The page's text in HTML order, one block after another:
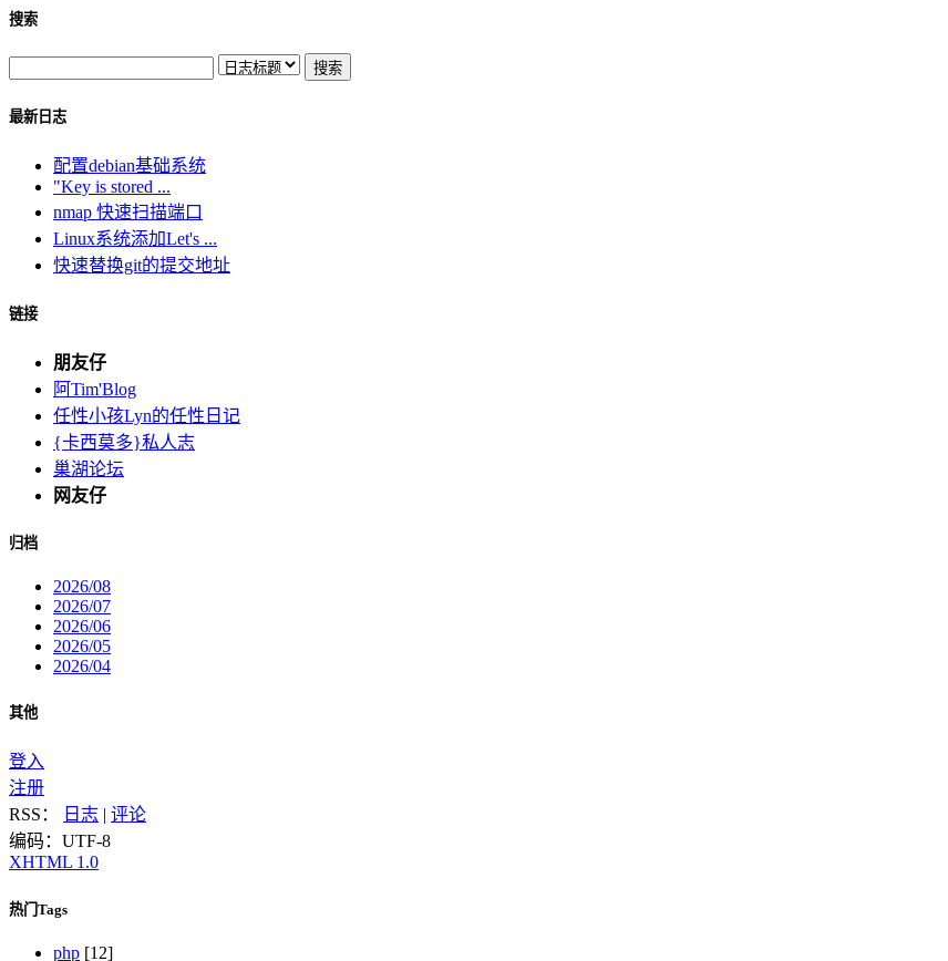
搜索
最新日志
配置debian基础系统
"Key is stored ...
nmap 快速扫描端口
Linux系统添加Let's ...
快速替换git的提交地址
链接
朋友仔
阿Tim'Blog
任性小孩Lyn的任性日记
{卡西莫多}私人志
巢湖论坛
网友仔
归档
2026/08
2026/07
2026/06
2026/05
2026/04
其他
登入
注册
RSS：
日志 | 评论
编码：UTF-8
XHTML 1.0
热门Tags
php [12]